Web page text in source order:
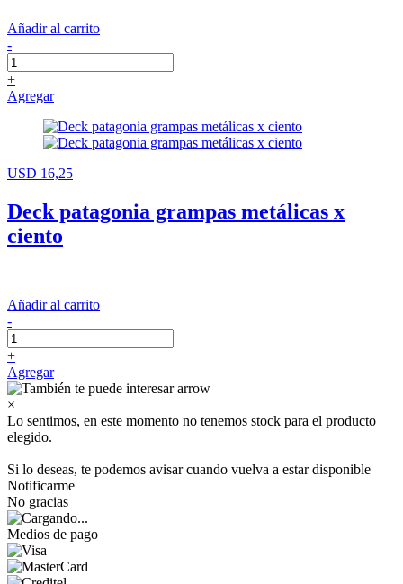
Añadir al carrito
-
+
Agregar
USD 16,25
Deck patagonia grampas metálicas x
ciento
Añadir al carrito
-
+
Agregar
×
Lo sentimos, en este momento no tenemos stock para el producto
elegido.
Si lo deseas, te podemos avisar cuando vuelva a estar disponible
Notificarme
No gracias
Medios de pago